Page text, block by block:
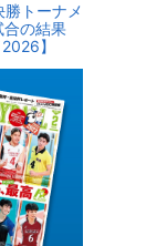
トーナメ
合の結果
】